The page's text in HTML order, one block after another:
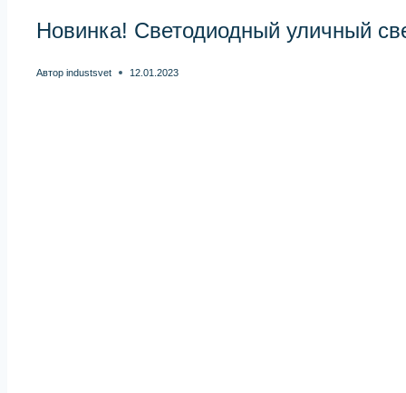
Новинка! Светодиодный уличный
Автор industsvet 12.01.2023